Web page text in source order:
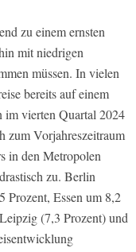
zu einem ernsten
mit niedrigen
müssen. In vielen
bereits auf einem
vierten Quartal 2024
zum Vorjahreszeitraum
in den Metropolen
zu. Berlin
Prozent, Essen um 8,2
(7,3 Prozent) und